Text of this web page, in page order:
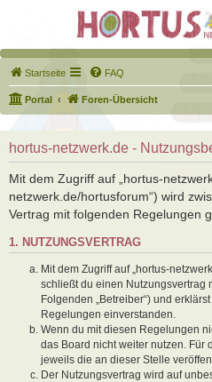
Startseite FAQ
Portal Foren-Übersicht
hortus-netzwerk.de -
Mit dem Zugriff auf „hortus-
netzwerk.de/hortusforum“) wird
Vertrag mit folgenden Regelungen
1. NUTZUNGSVERTRAG
Mit dem Zugriff auf „hortus-
schließt du einen Nutzungsvertrag
Folgenden „Betreiber“) und
Regelungen einverstanden.
Wenn du mit diesen Regelungen
das Board nicht weiter nutzen. Für
jeweils die an dieser Stelle
Der Nutzungsvertrag wird auf